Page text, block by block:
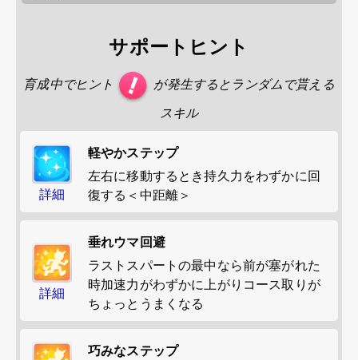
サポートヒント
育成中でヒント
が発生するとランダムで貰える
スキル
詳細
軽やかステップ
左右に移動するとき持久力をわずかに回
復する＜中距離＞
詳細
垂れウマ回避
ラストスパートの最中なら前が塞がれた
時加速力がわずかに上がりコース取りが
ちょっとうまくなる
巧みなステップ